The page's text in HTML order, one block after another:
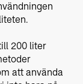
200 liter
att använda